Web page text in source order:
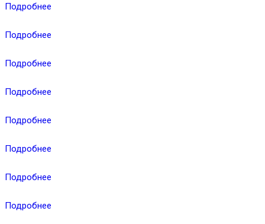
Подробнее
Подробнее
Подробнее
Подробнее
Подробнее
Подробнее
Подробнее
Подробнее